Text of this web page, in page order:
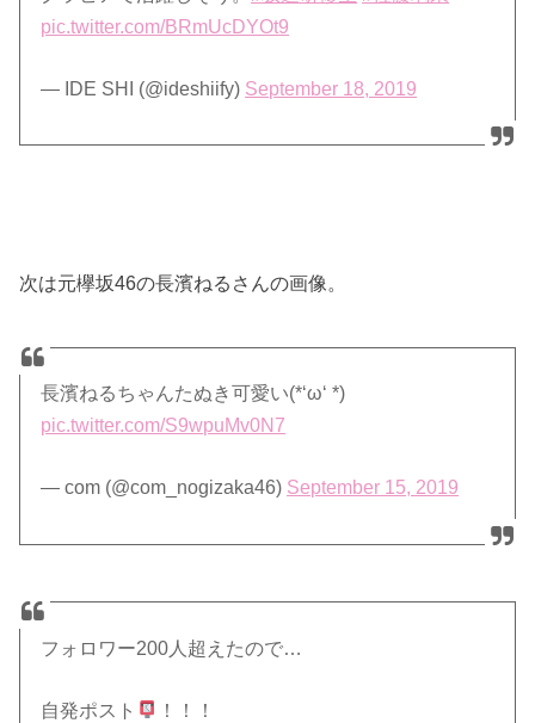
pic.twitter.com/BRmUcDYOt9
— IDE SHI (@ideshiify) September 18, 2019
次は元欅坂46の長濱ねるさんの画像。
長濱ねるちゃんたぬき可愛い(*‘ω‘ *)
pic.twitter.com/S9wpuMv0N7
— com (@com_nogizaka46) September 15, 2019
フォロワー200人超えたので…
自発ポスト ！！！